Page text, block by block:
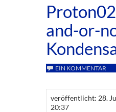
and-or-
EIN KOMMENTAR
veröffentlicht: 28.
20:37